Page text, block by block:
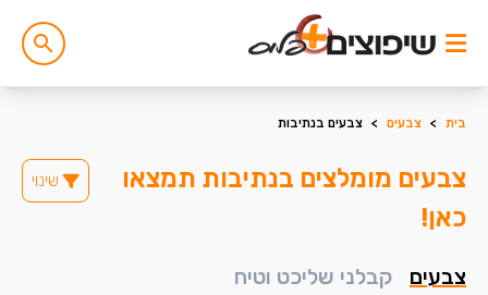
בית > צבעים > צבעים בנתיבות
צבעים מומלצים בנתיבות תמצאו
כאן!
שינוי
צבעים קבלני שליכט וטיח